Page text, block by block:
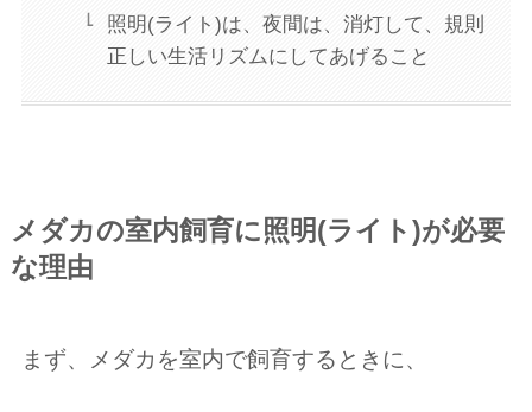
照明(ライト)は、夜間は、消灯して、規則
正しい生活リズムにしてあげること
メダカの室内飼育に照明(ライト)が必要
な理由
まず、メダカを室内で飼育するときに、